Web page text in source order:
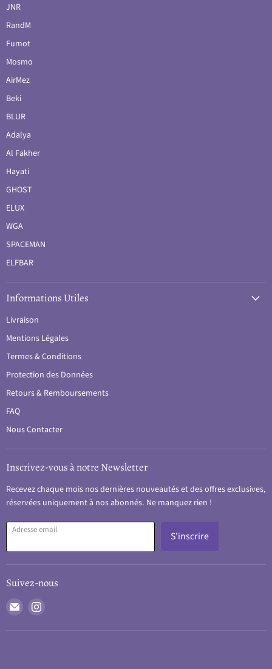
JNR
RandM
Fumot
Mosmo
AirMez
Beki
BLUR
Adalya
Al Fakher
Hayati
GHOST
ELUX
WGA
SPACEMAN
ELFBAR
Informations Utiles
Livraison
Mentions Légales
Termes & Conditions
Protection des Données
Retours & Remboursements
FAQ
Nous Contacter
Inscrivez-vous à notre Newsletter
Recevez chaque mois nos dernières nouveautés et des offres exclusives,
réservées uniquement à nos abonnés. Ne manquez rien !
Adresse email S'inscrire
Suivez-nous
Email
sur